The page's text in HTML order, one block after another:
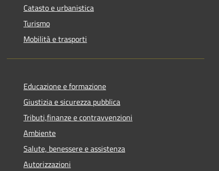
Catasto e urbanistica
Turismo
Mobilità e trasporti
Educazione e formazione
Giustizia e sicurezza pubblica
Tributi,finanze e contravvenzioni
Ambiente
Salute, benessere e assistenza
Autorizzazioni